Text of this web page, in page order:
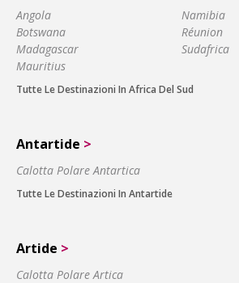
Angola
Botswana
Madagascar
Mauritius
Namibia
Réunion
Sudafrica
Tutte Le Destinazioni In Africa Del Sud
Antartide >
Calotta Polare Antartica
Tutte Le Destinazioni In Antartide
Artide >
Calotta Polare Artica